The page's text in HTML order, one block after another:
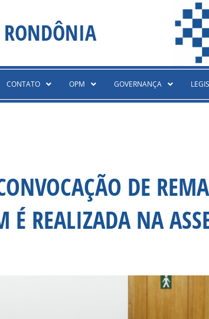
CONTATO OPM GOVERNANÇA
DE
É REALIZADA NA